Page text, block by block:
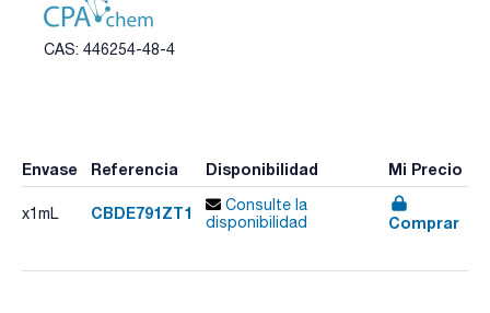
CAS: 446254-48-4
Envase Referencia Disponibilidad Mi Precio
x1mL CBDE791ZT1
Consulte la
disponibilidad
Comprar